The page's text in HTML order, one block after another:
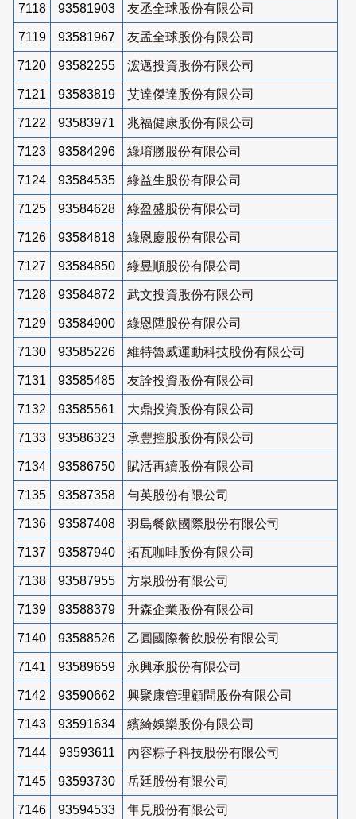
7118 93581903 友丞全球股份有限公司
7119 93581967 友孟全球股份有限公司
7120 93582255 浤邁投資股份有限公司
7121 93583819 艾達傑達股份有限公司
7122 93583971 兆福健康股份有限公司
7123 93584296 綠堉勝股份有限公司
7124 93584535 綠益生股份有限公司
7125 93584628 綠盈盛股份有限公司
7126 93584818 綠恩慶股份有限公司
7127 93584850 綠昱順股份有限公司
7128 93584872 武文投資股份有限公司
7129 93584900 綠恩陞股份有限公司
7130 93585226 維特魯威運動科技股份有限公司
7131 93585485 友詮投資股份有限公司
7132 93585561 大鼎投資股份有限公司
7133 93586323 承豐控股股份有限公司
7134 93586750 賦活再續股份有限公司
7135 93587358 勻英股份有限公司
7136 93587408 羽島餐飲國際股份有限公司
7137 93587940 拓瓦咖啡股份有限公司
7138 93587955 方泉股份有限公司
7139 93588379 升森企業股份有限公司
7140 93588526 乙圓國際餐飲股份有限公司
7141 93589659 永興承股份有限公司
7142 93590662 興聚康管理顧問股份有限公司
7143 93591634 繽綺娛樂股份有限公司
7144 93593611 內容粽子科技股份有限公司
7145 93593730 岳廷股份有限公司
7146 93594533 隼見股份有限公司